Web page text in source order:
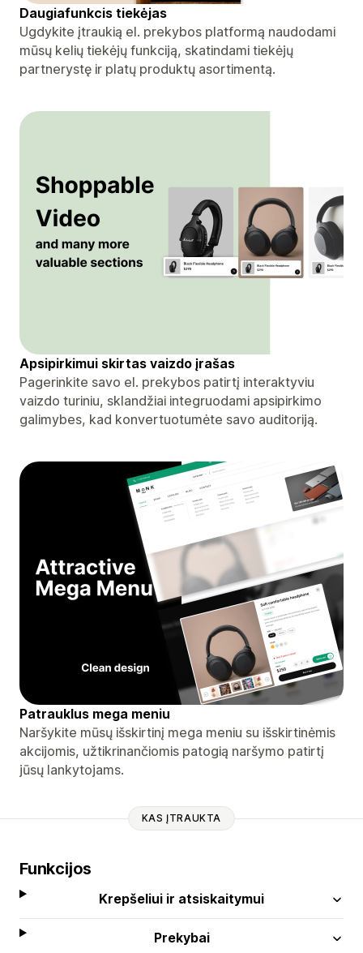
Daugiafunkcis tiekėjas
Ugdykite įtraukią el. prekybos platformą naudodami
mūsų kelių tiekėjų funkciją, skatindami tiekėjų
partnerystę ir platų produktų asortimentą.
Apsipirkimui skirtas vaizdo įrašas
Pagerinkite savo el. prekybos patirtį interaktyviu
vaizdo turiniu, sklandžiai integruodami apsipirkimo
galimybes, kad konvertuotumėte savo auditoriją.
Patrauklus mega meniu
Naršykite mūsų išskirtinį mega meniu su išskirtinėmis
akcijomis, užtikrinančiomis patogią naršymo patirtį
jūsų lankytojams.
KAS ĮTRAUKTA
Funkcijos
Krepšeliui ir atsiskaitymui
Prekybai